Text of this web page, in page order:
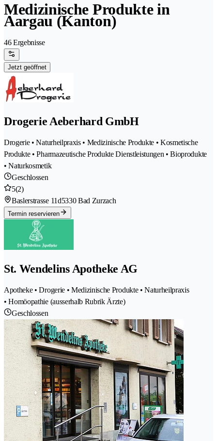
Medizinische Produkte in
Aargau (Kanton)
46 Ergebnisse
Jetzt geöffnet
Drogerie Aeberhard GmbH
Drogerie • Naturheilpraxis • Medizinische Produkte • Kosmetische
Produkte • Pharmazeutische Produkte Dienstleistungen • Bioprodukte
• Naturkosmetik
Geschlossen
5(2)
Baslerstrasse 11d5330 Bad Zurzach
Termin reservieren
St. Wendelins Apotheke AG
Apotheke • Drogerie • Medizinische Produkte • Naturheilpraxis
• Homöopathie (ausserhalb Rubrik Ärzte)
Geschlossen